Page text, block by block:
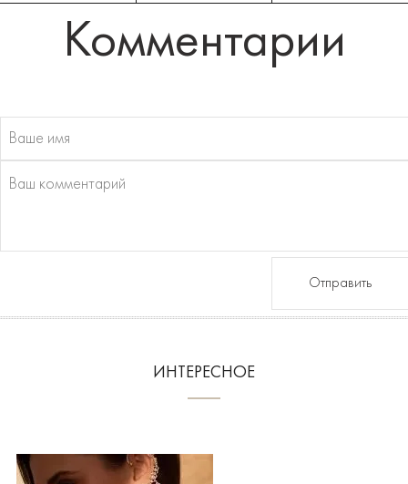
Комментарии
Отправить
ИНТЕРЕСНОЕ